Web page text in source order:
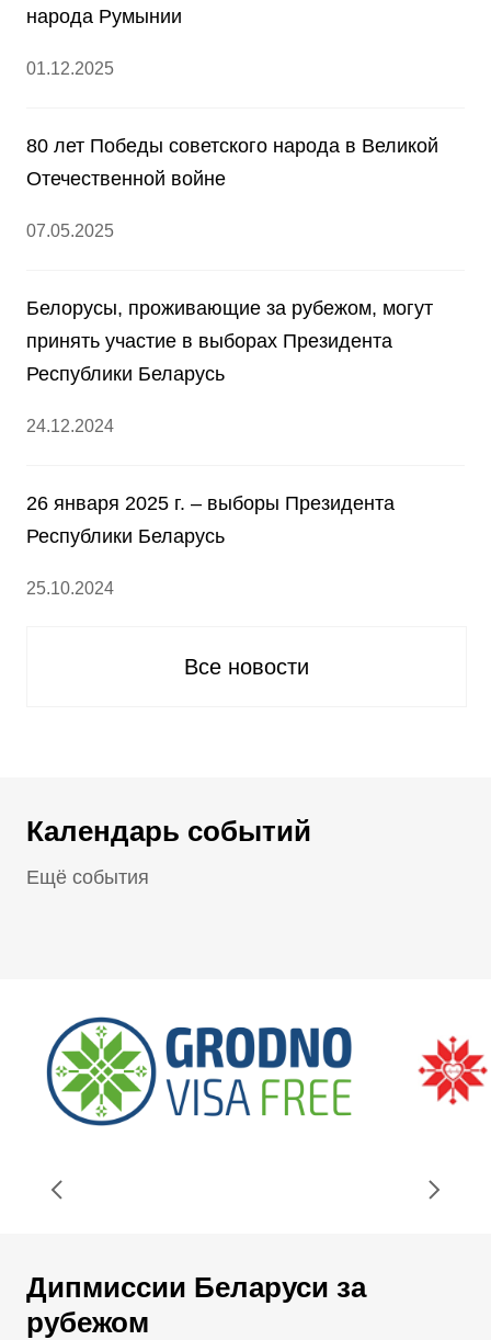
народа Румынии
01.12.2025
80 лет Победы советского народа в Великой
Отечественной войне
07.05.2025
Белорусы, проживающие за рубежом, могут
принять участие в выборах Президента
Республики Беларусь
24.12.2024
26 января 2025 г. – выборы Президента
Республики Беларусь
25.10.2024
Все новости
Календарь событий
Ещё события
Дипмиссии Беларуси за
рубежом